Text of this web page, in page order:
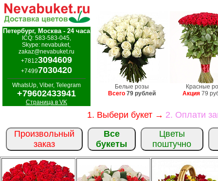
Петербург, Москва - 24 часа
ICQ: 583-583-045,
Skype: nevabuket,
zakaz@nevabuket.ru
+78123094609
+74997030420
WhatsUp, Viber, Telegram
+79602433941
Страница в VK
Белые розы
Всего 79 рублей
Красные
Акция 79
1. Выбери букет → 2. Оплати
Произвольный
заказ
Все
букеты
Цветы
поштучно